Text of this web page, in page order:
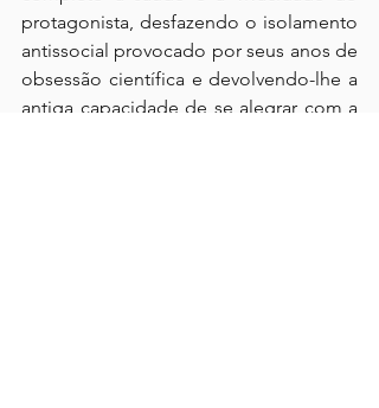
protagonista, desfazendo o isolamento
antissocial provocado por seus anos de
obsessão científica e devolvendo-lhe a
antiga capacidade de se alegrar com a